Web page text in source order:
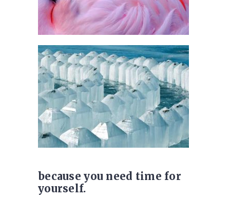
because you need time for
yourself.